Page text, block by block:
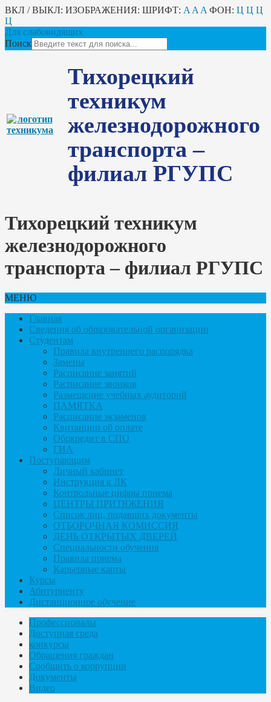
ВКЛ / ВЫКЛ: ИЗОБРАЖЕНИЯ: ШРИФТ: A A A ФОН: Ц Ц Ц
Ц
Для слабовидящих
Поиск
Тихорецкий
техникум
железнодорожного
транспорта –
филиал РГУПС
Тихорецкий техникум
железнодорожного
транспорта – филиал РГУПС
МЕНЮ
Главная
Сведения об образовательной организации
Студентам
Правила внутреннего распорядка
Замены
Расписание занятий
Расписание звонков
Размещение учебных аудиторий
ПАМЯТКА
Расписание экзаменов
Квитанции об оплате
Обркредит в СПО
ГИА
Поступающим
Личный кабинет
Инструкция к ЛК
Контрольные цифры приема
ЦЕНТРЫ ПРИТЯЖЕНИЯ
Список лиц, подавших документы
ОТБОРОЧНАЯ КОМИССИЯ
ДЕНЬ ОТКРЫТЫХ ДВЕРЕЙ
Специальности обучения
Правила приема
Карьерные карты
Курсы
Абитуриенту
Дистанционное обучение
Профессионалы
Доступная среда
конкурсы
Обращения граждан
Сообщить о коррупции
Документы
Видео